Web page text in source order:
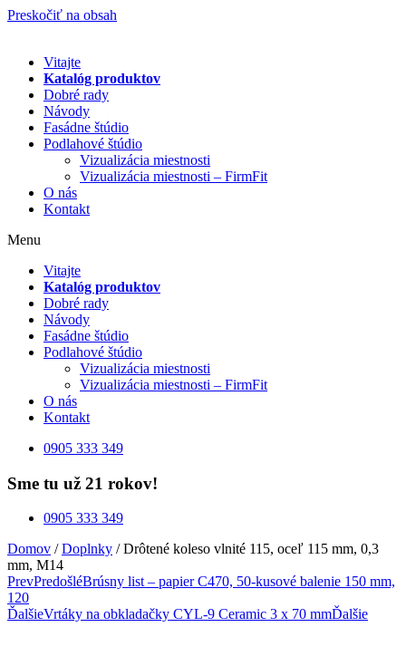
Preskočiť na obsah
Vitajte
Katalóg produktov
Dobré rady
Návody
Fasádne štúdio
Podlahové štúdio
Vizualizácia miestnosti
Vizualizácia miestnosti – FirmFit
O nás
Kontakt
Menu
Vitajte
Katalóg produktov
Dobré rady
Návody
Fasádne štúdio
Podlahové štúdio
Vizualizácia miestnosti
Vizualizácia miestnosti – FirmFit
O nás
Kontakt
0905 333 349
Sme tu už 21 rokov!
0905 333 349
Domov /Doplnky / Drôtené koleso vlnité 115, oceľ 115 mm, 0,3
mm, M14
PrevPredošléBrúsny list – papier C470, 50-kusové balenie 150 mm,
120
ĎalšieVrtáky na obkladačky CYL-9 Ceramic 3 x 70 mmĎalšie